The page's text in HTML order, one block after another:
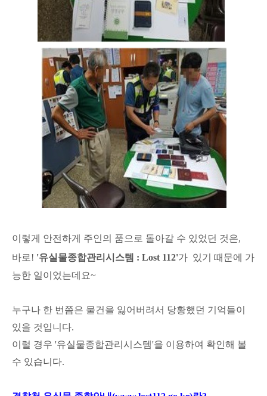
이렇게 안전하게 주인의 품으로 돌아갈 수 있었던 것은,
바로! '유실물종합관리시스템 : Lost 112'가 있기 때문에 가
능한 일이었는데요~
누구나 한 번쯤은 물건을 잃어버려서 당황했던 기억들이
있을 것입니다.
이럴 경우 '유실물종합관리시스템'을 이용하여 확인해 볼
수 있습니다.